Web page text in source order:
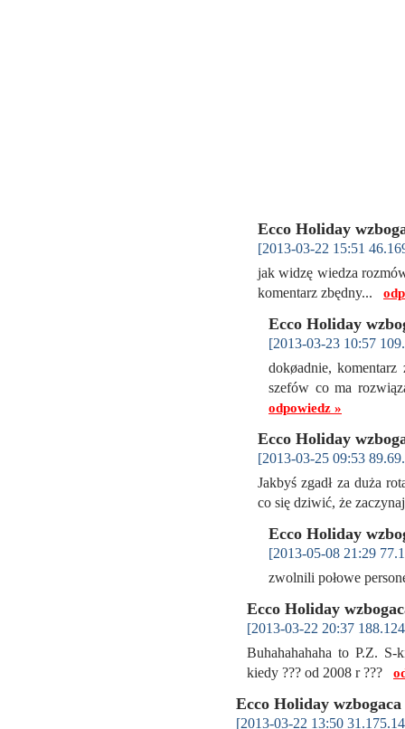
Ecco Holiday
[2013-03-22 15:51
jak widzę wiedza
komentarz zbędny...
Ecco Holiday
[2013-03-23 10:57
dokøadnie,
szefów co ma
odpowiedz »
Ecco Holiday
[2013-03-25 09:53
Jakbyś zgadł za duża
co się dziwić, że
Ecco Holiday
[2013-05-08 21:29
zwolnili połowe
Ecco Holiday
[2013-03-22 20:37
Buhahahahaha to P.Z.
kiedy ??? od 2008 r ???
Ecco Holiday
[2013-03-22 13:50